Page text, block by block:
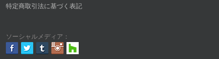
特定商取引法に基づく表記
ソーシャルメディア：